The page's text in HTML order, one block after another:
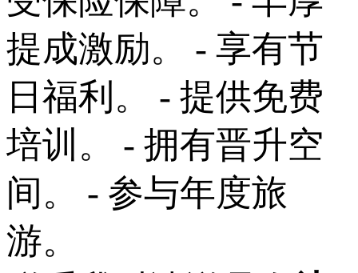
提成激励。 - 享有节
日福利。 - 提供免费
培训。 - 拥有晋升空
间。 - 参与年度旅
游。